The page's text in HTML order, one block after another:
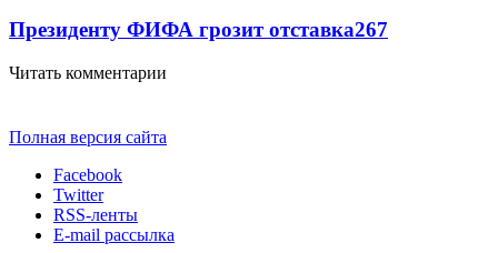
Президенту ФИФА грозит отставка267
Читать комментарии
Полная версия сайта
Facebook
Twitter
RSS-ленты
E-mail рассылка